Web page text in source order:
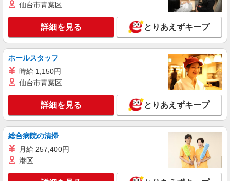
仙台市青葉区
詳細を見る とりあえずキープ
ホールスタッフ
時給 1,150円
仙台市青葉区
詳細を見る とりあえずキープ
総合病院の清掃
月給 257,400円
港区